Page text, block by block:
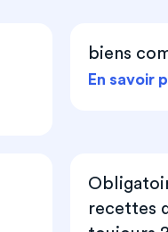
biens
En savoir
recettes